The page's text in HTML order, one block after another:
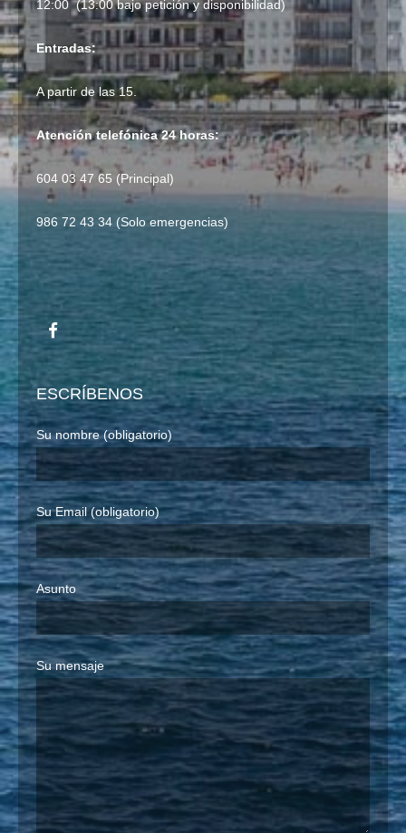
12:00 (13:00 bajo petición y disponibilidad)
Entradas:
A partir de las 15.
Atención telefónica 24 horas:
604 03 47 65 (Principal)
986 72 43 34 (Solo emergencias)
ESCRÍBENOS
Su nombre (obligatorio)
Su Email (obligatorio)
Asunto
Su mensaje